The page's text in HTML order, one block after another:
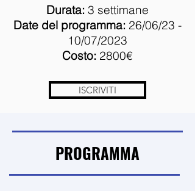
Durata: 3 settimane
Date del programma: 26/06/23 -
10/07/2023
Costo: 2800€
ISCRIVITI
PROGRAMMA